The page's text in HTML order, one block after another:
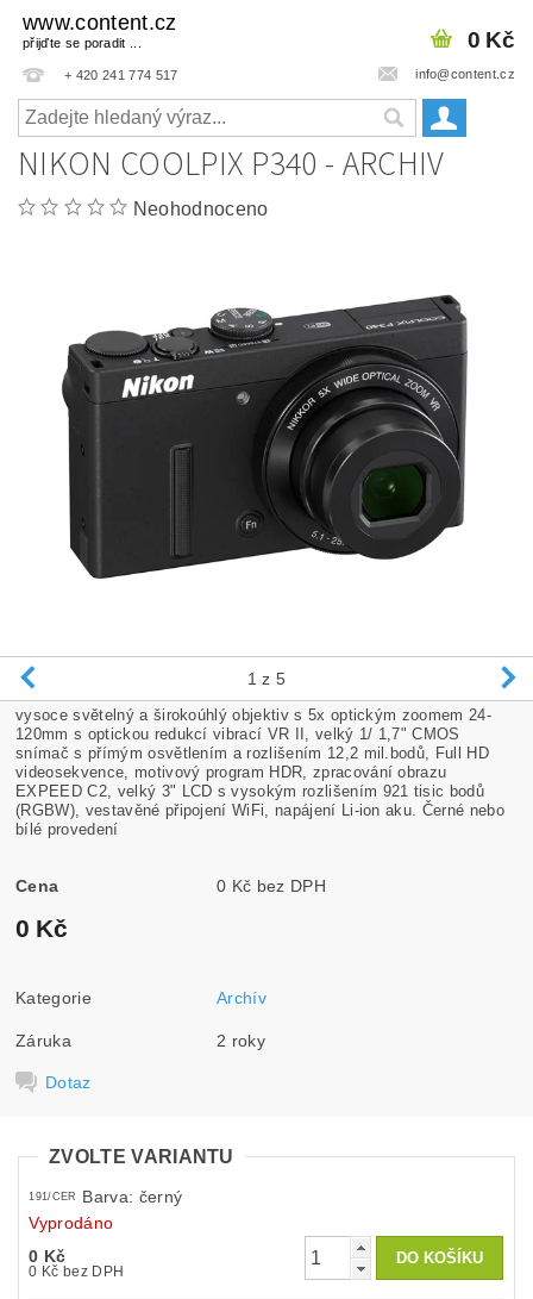
www.content.cz
přijďte se poradit ...
+ 420 241 774 517 info@content.cz
0 Kč
NIKON COOLPIX P340 - ARCHIV
Neohodnoceno
1 z 5
vysoce světelný a širokoúhlý objektiv s 5x optickým zoomem 24-
120mm s optickou redukcí vibrací VR II, velký 1/ 1,7" CMOS
snímač s přímým osvětlením a rozlišením 12,2 mil.bodů, Full HD
videosekvence, motivový program HDR, zpracování obrazu
EXPEED C2, velký 3" LCD s vysokým rozlišením 921 tisic bodů
(RGBW), vestavěné připojení WiFi, napájení Li-ion aku. Černé nebo
bílé provedení
Cena 0 Kč bez DPH
0 Kč
Kategorie Archív
Záruka 2 roky
Dotaz
ZVOLTE VARIANTU
191/CER
Barva: černý
Vyprodáno
0 Kč
0 Kč bez DPH